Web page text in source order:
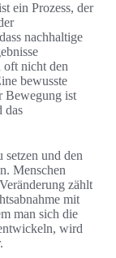
ein Prozess, der
nachhaltige
oft nicht den
bewusste
Bewegung ist
das
setzen und den
Menschen
zählt
mit
man sich die
wird